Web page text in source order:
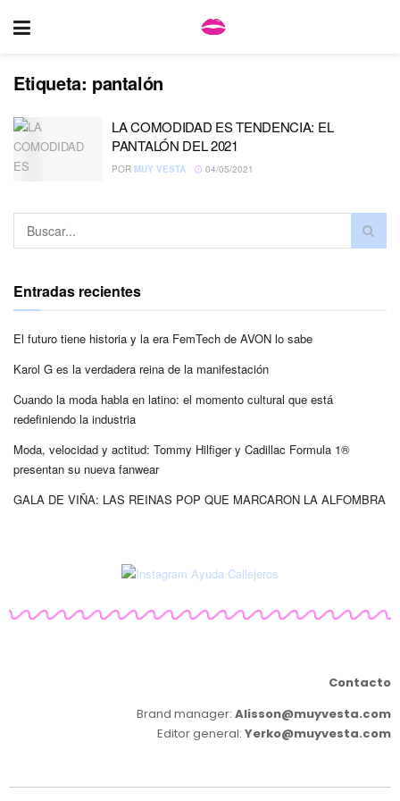
Etiqueta: pantalón
LA COMODIDAD ES TENDENCIA: EL
PANTALÓN DEL 2021
POR MUY VESTA 04/05/2021
Entradas recientes
El futuro tiene historia y la era FemTech de AVON lo sabe
Karol G es la verdadera reina de la manifestación
Cuando la moda habla en latino: el momento cultural que está
redefiniendo la industria
Moda, velocidad y actitud: Tommy Hilfiger y Cadillac Formula 1®
presentan su nueva fanwear
GALA DE VIÑA: LAS REINAS POP QUE MARCARON LA ALFOMBRA
Contacto
Brand manager: Alisson@muyvesta.com
Editor general: Yerko@muyvesta.com